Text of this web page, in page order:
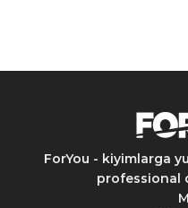
ForYou - kiyimlarga
professional